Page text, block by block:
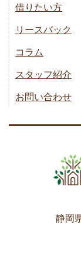
借りたい方
リースバック
コラム
スタッフ紹介
お問い合わせ
静岡